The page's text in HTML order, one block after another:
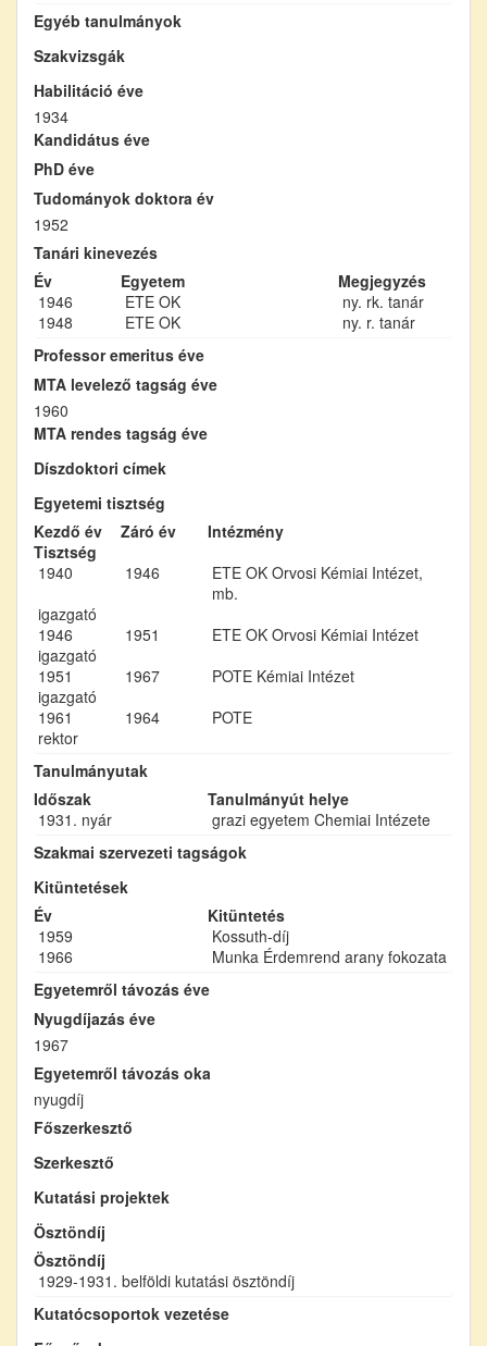
Egyéb tanulmányok
Szakvizsgák
Habilitáció éve
1934
Kandidátus éve
PhD éve
Tudományok doktora év
1952
Tanári kinevezés
Év
Egyetem
Megjegyzés
1946
ETE OK
ny. rk. tanár
1948
ETE OK
ny. r. tanár
Professor emeritus éve
MTA levelező tagság éve
1960
MTA rendes tagság éve
Díszdoktori címek
Egyetemi tisztség
Kezdő év
Záró év
Intézmény
Tisztség
1940
1946
ETE OK Orvosi Kémiai Intézet,
mb.
igazgató
1946
1951
ETE OK Orvosi Kémiai Intézet
igazgató
1951
1967
POTE Kémiai Intézet
igazgató
1961
1964
POTE
rektor
Tanulmányutak
Időszak
Tanulmányút helye
1931. nyár
grazi egyetem Chemiai Intézete
Szakmai szervezeti tagságok
Kitüntetések
Év
Kitüntetés
1959
Kossuth-díj
1966
Munka Érdemrend arany fokozata
Egyetemről távozás éve
Nyugdíjazás éve
1967
Egyetemről távozás oka
nyugdíj
Főszerkesztő
Szerkesztő
Kutatási projektek
Ösztöndíj
Ösztöndíj
1929-1931. belföldi kutatási ösztöndíj
Kutatócsoportok vezetése